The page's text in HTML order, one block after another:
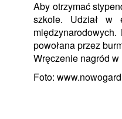
Aby otrzymać
szkole. Udział w
powołana przez
Wręczenie nagród w
Foto: